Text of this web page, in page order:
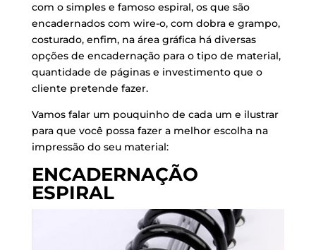
com o simples e famoso espiral, os que são
encadernados com wire-o, com dobra e grampo,
costurado, enfim, na área gráfica há diversas
opções de encadernação para o tipo de material,
quantidade de páginas e investimento que o
cliente pretende fazer.
Vamos falar um pouquinho de cada um e ilustrar
para que você possa fazer a melhor escolha na
impressão do seu material:
ENCADERNAÇÃO
ESPIRAL